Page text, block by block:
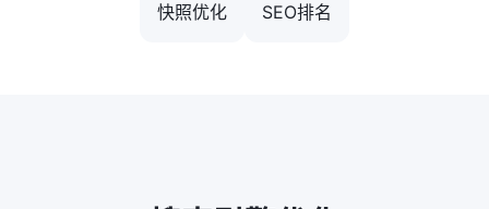
快照优化 SEO排名